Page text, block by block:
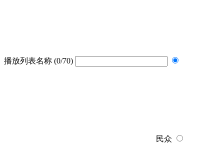
播放列表名称 (0/70)
民众